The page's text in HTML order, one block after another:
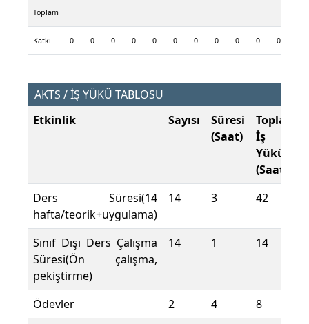
Toplam
Katkı 0 0 0 0 0 0 0 0 0 0 0
AKTS / İŞ YÜKÜ TABLOSU
Etkinlik
Sayısı
Süresi
(Saat)
Toplam
İş
Yükü
(Saat)
Ders Süresi(14
hafta/teorik+uygulama)
14 3 42
Sınıf Dışı Ders Çalışma
Süresi(Ön çalışma,
pekiştirme)
14 1 14
Ödevler 2 4
8